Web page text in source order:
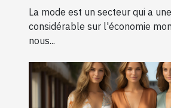
La mode est un secteur qui a
considérable sur l'économie
nous...